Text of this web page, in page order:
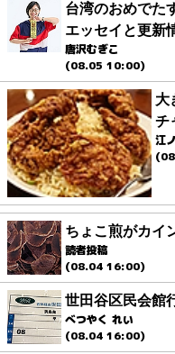
台湾のおめでた
エッセイと更新
唐沢むぎこ
(08.05 10:00)
大
チ
江
ちょこ煎がカイ
読者投稿
(08.04 16:00)
世田谷区民会館
べつやく れい
(08.04 16:00)